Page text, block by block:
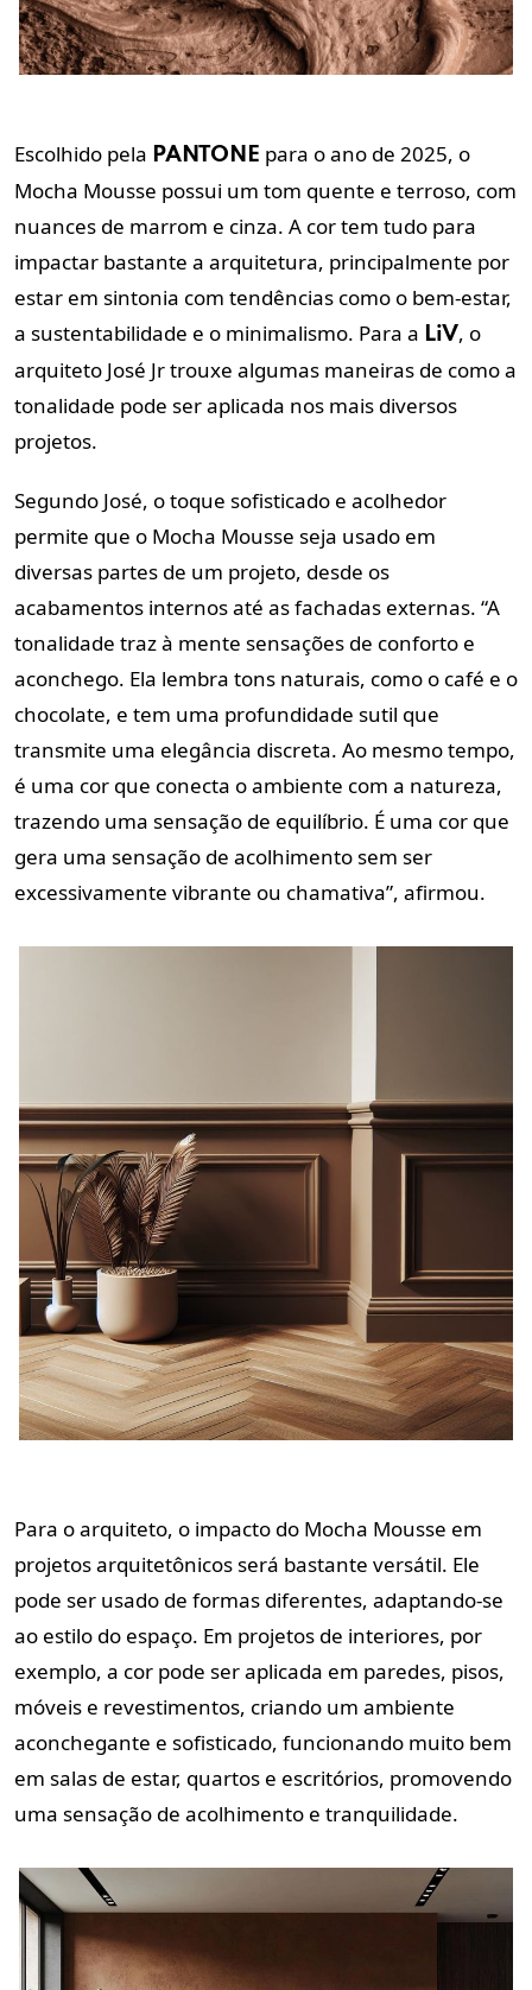
Escolhido pela PANTONE para o ano de 2025, o
Mocha Mousse possui um tom quente e terroso, com
nuances de marrom e cinza. A cor tem tudo para
impactar bastante a arquitetura, principalmente por
estar em sintonia com tendências como o bem-estar,
a sustentabilidade e o minimalismo. Para a LiV, o
arquiteto José Jr trouxe algumas maneiras de como a
tonalidade pode ser aplicada nos mais diversos
projetos.
Segundo José, o toque sofisticado e acolhedor
permite que o Mocha Mousse seja usado em
diversas partes de um projeto, desde os
acabamentos internos até as fachadas externas. “A
tonalidade traz à mente sensações de conforto e
aconchego. Ela lembra tons naturais, como o café e o
chocolate, e tem uma profundidade sutil que
transmite uma elegância discreta. Ao mesmo tempo,
é uma cor que conecta o ambiente com a natureza,
trazendo uma sensação de equilíbrio. É uma cor que
gera uma sensação de acolhimento sem ser
excessivamente vibrante ou chamativa”, afirmou.
Para o arquiteto, o impacto do Mocha Mousse em
projetos arquitetônicos será bastante versátil. Ele
pode ser usado de formas diferentes, adaptando-se
ao estilo do espaço. Em projetos de interiores, por
exemplo, a cor pode ser aplicada em paredes, pisos,
móveis e revestimentos, criando um ambiente
aconchegante e sofisticado, funcionando muito bem
em salas de estar, quartos e escritórios, promovendo
uma sensação de acolhimento e tranquilidade.